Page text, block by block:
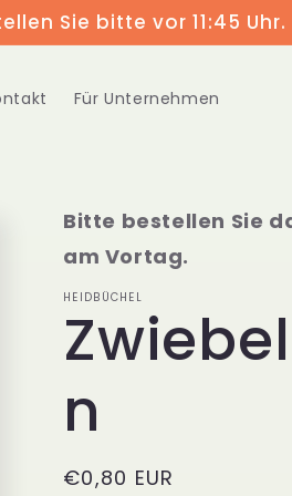
Sie bitte vor 11:45 Uhr.
Für Unternehmen
Bitte bestellen Sie
am Vortag.
HEIDBÜCHEL
n
Normaler
€0,80 EUR